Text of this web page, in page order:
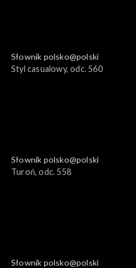
Słownik polsko@polski
Styl casualowy, odc. 560
Słownik polsko@polski
Turoń, odc. 558
Słownik polsko@polski